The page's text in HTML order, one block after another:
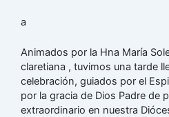
k
a
Animados por la Hna María
claretiana , tuvimos una tarde
celebración, guiados por el
por la gracia de Dios Padre de
extraordinario en nuestra